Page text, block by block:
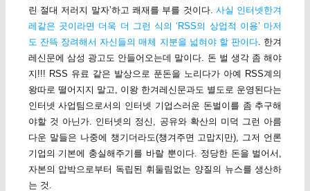
린 절대 저러지 말자’하고 쾌재를 부를 것이다.사실 인터넷한겨
레같은 곳이라면 더욱 더 그런 식의 ‘RSS의 상업적 이용’ 마저
도 잔뜩 장려해서 자신들의 매체 지분을 넓혀야 할 판이다 . 한겨
레신문에 삼성 광고도 안들어오는데 말이다. 돈 벌 생각 좀 해야
지!!! RSS 유료 같은 발상으로 푼돈을 노리다가 아예 RSS계의
왕따로 떨어지지 말고, 이왕 한겨레신문과도 별도로 운영된다는
인터넷 사업팀으로서의 인터넷 기업스러운 돈벌이를 좀 추구해
야할 것 아닌가. 인터넷의 정신, 공유와 확산의 미덕 그런 아름
다운 말들은 나중에 챙기더라도(챙겨주면 고맙지만), 그저 언론
기업의 기본에 충실해주기를 바랄 뿐이다. 정당한 돈을 벌어서,
자본의 압박으로부터 독립된 휘둘림없는 양질의 뉴스를 생산하
는 것.